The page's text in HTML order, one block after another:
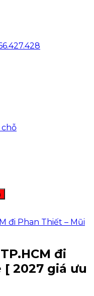
chỗ
đi Phan Thiết – Mũi
đi
[ 2027 giá ưu